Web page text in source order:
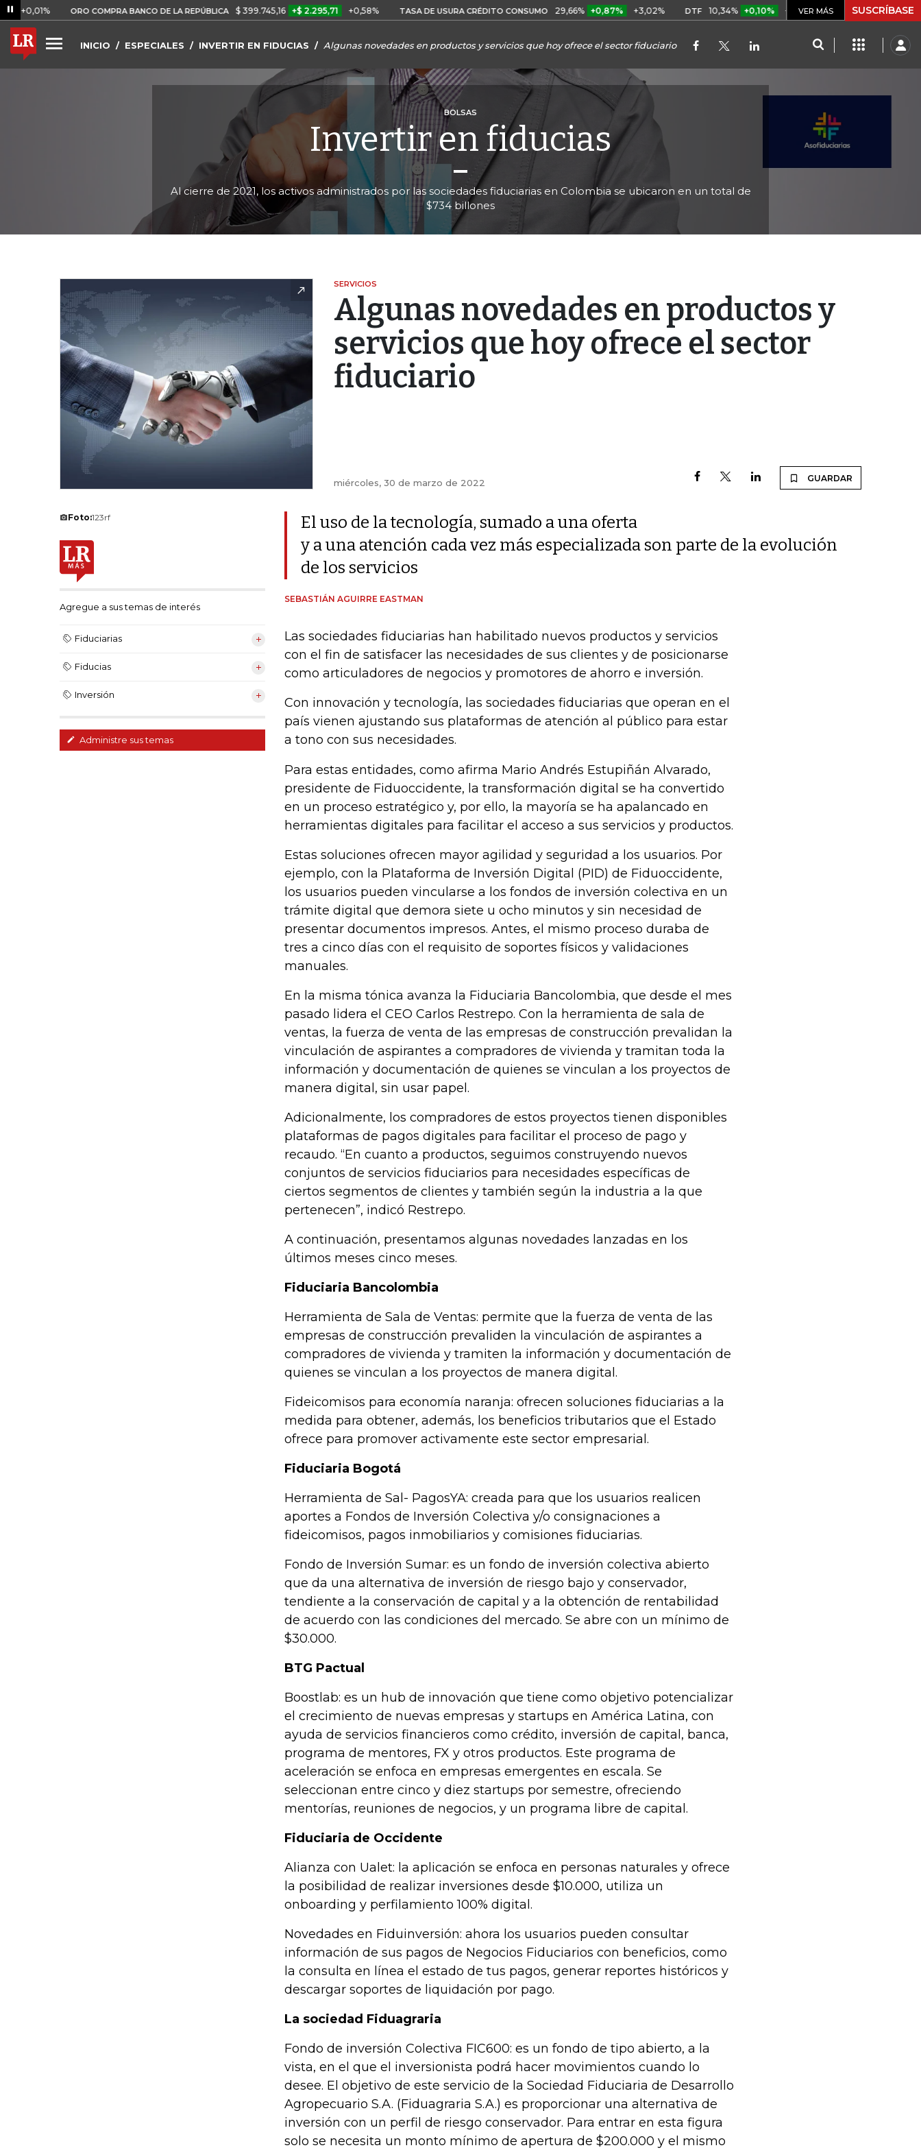
ORO COMPRA BANCO DE LA REPÚBLICA $ 399.745,16 +$ 2.295,71 +0,58% TASA DE USURA CRÉDITO CONSUMO 29,66% +0,87% +3,02% DTF 10,34% +0,10% +0,98% UVR $ 416,86 +$ 0,05
VER MÁS SUSCRÍBASE
INICIO ESPECIALES INVERTIR EN FIDUCIAS Algunas novedades en productos y servicios que hoy ofrece el sector fiduciario
BOLSAS
Invertir en fiducias
Al cierre de 2021, los activos administrados por las sociedades fiduciarias en Colombia se ubicaron en un total de
$734 billones
SERVICIOS
Algunas novedades en productos y
servicios que hoy ofrece el sector
fiduciario
miércoles, 30 de marzo de 2022 GUARDAR
Foto:123rf
Agregue a sus temas de interés
Fiduciarias
Fiducias
Inversión
Administre sus temas
El uso de la tecnología, sumado a una oferta
y a una atención cada vez más especializada son parte de la evolución
de los servicios
SEBASTIÁN AGUIRRE EASTMAN
Las sociedades fiduciarias han habilitado nuevos productos y servicios
con el fin de satisfacer las necesidades de sus clientes y de posicionarse
como articuladores de negocios y promotores de ahorro e inversión.
Con innovación y tecnología, las sociedades fiduciarias que operan en el
país vienen ajustando sus plataformas de atención al público para estar
a tono con sus necesidades.
Para estas entidades, como afirma Mario Andrés Estupiñán Alvarado,
presidente de Fiduoccidente, la transformación digital se ha convertido
en un proceso estratégico y, por ello, la mayoría se ha apalancado en
herramientas digitales para facilitar el acceso a sus servicios y productos.
Estas soluciones ofrecen mayor agilidad y seguridad a los usuarios. Por
ejemplo, con la Plataforma de Inversión Digital (PID) de Fiduoccidente,
los usuarios pueden vincularse a los fondos de inversión colectiva en un
trámite digital que demora siete u ocho minutos y sin necesidad de
presentar documentos impresos. Antes, el mismo proceso duraba de
tres a cinco días con el requisito de soportes físicos y validaciones
manuales.
En la misma tónica avanza la Fiduciaria Bancolombia, que desde el mes
pasado lidera el CEO Carlos Restrepo. Con la herramienta de sala de
ventas, la fuerza de venta de las empresas de construcción prevalidan la
vinculación de aspirantes a compradores de vivienda y tramitan toda la
información y documentación de quienes se vinculan a los proyectos de
manera digital, sin usar papel.
Adicionalmente, los compradores de estos proyectos tienen disponibles
plataformas de pagos digitales para facilitar el proceso de pago y
recaudo. “En cuanto a productos, seguimos construyendo nuevos
conjuntos de servicios fiduciarios para necesidades específicas de
ciertos segmentos de clientes y también según la industria a la que
pertenecen”, indicó Restrepo.
A continuación, presentamos algunas novedades lanzadas en los
últimos meses cinco meses.
Fiduciaria Bancolombia
Herramienta de Sala de Ventas: permite que la fuerza de venta de las
empresas de construcción prevaliden la vinculación de aspirantes a
compradores de vivienda y tramiten la información y documentación de
quienes se vinculan a los proyectos de manera digital.
Fideicomisos para economía naranja: ofrecen soluciones fiduciarias a la
medida para obtener, además, los beneficios tributarios que el Estado
ofrece para promover activamente este sector empresarial.
Fiduciaria Bogotá
Herramienta de Sal- PagosYA: creada para que los usuarios realicen
aportes a Fondos de Inversión Colectiva y/o consignaciones a
fideicomisos, pagos inmobiliarios y comisiones fiduciarias.
Fondo de Inversión Sumar: es un fondo de inversión colectiva abierto
que da una alternativa de inversión de riesgo bajo y conservador,
tendiente a la conservación de capital y a la obtención de rentabilidad
de acuerdo con las condiciones del mercado. Se abre con un mínimo de
$30.000.
BTG Pactual
Boostlab: es un hub de innovación que tiene como objetivo potencializar
el crecimiento de nuevas empresas y startups en América Latina, con
ayuda de servicios financieros como crédito, inversión de capital, banca,
programa de mentores, FX y otros productos. Este programa de
aceleración se enfoca en empresas emergentes en escala. Se
seleccionan entre cinco y diez startups por semestre, ofreciendo
mentorías, reuniones de negocios, y un programa libre de capital.
Fiduciaria de Occidente
Alianza con Ualet: la aplicación se enfoca en personas naturales y ofrece
la posibilidad de realizar inversiones desde $10.000, utiliza un
onboarding y perfilamiento 100% digital.
Novedades en Fiduinversión: ahora los usuarios pueden consultar
información de sus pagos de Negocios Fiduciarios con beneficios, como
la consulta en línea el estado de tus pagos, generar reportes históricos y
descargar soportes de liquidación por pago.
La sociedad Fiduagraria
Fondo de inversión Colectiva FIC600: es un fondo de tipo abierto, a la
vista, en el que el inversionista podrá hacer movimientos cuando lo
desee. El objetivo de este servicio de la Sociedad Fiduciaria de Desarrollo
Agropecuario S.A. (Fiduagraria S.A.) es proporcionar una alternativa de
inversión con un perfil de riesgo conservador. Para entrar en esta figura
solo se necesita un monto mínimo de apertura de $200.000 y el mismo